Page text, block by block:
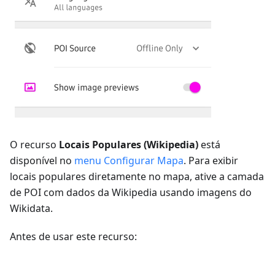
O recurso Locais Populares (Wikipedia)está
disponível no menu Configurar Mapa. Para exibir
locais populares diretamente no mapa, ative a camada
de POI com dados da Wikipedia usando imagens do
Wikidata.
Antes de usar este recurso: